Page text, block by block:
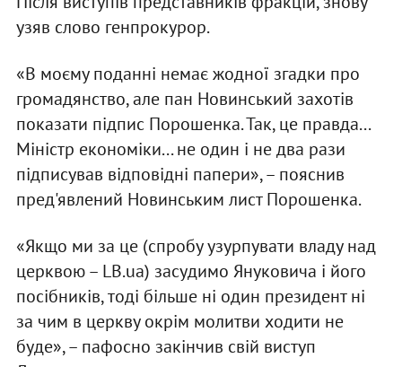
узяв слово генпрокурор.
«В моєму поданні немає жодної згадки про
громадянство, але пан Новинський захотів
показати підпис Порошенка. Так, це правда...
Міністр економіки... не один і не два рази
підписував відповідні папери», – пояснив
пред'явлений Новинським лист Порошенка.
«Якщо ми за це (спробу узурпувати владу над
церквою – LB.ua) засудимо Януковича і його
посібників, тоді більше ні один президент ні
за чим в церкву окрім молитви ходити не
буде», – пафосно закінчив свій виступ